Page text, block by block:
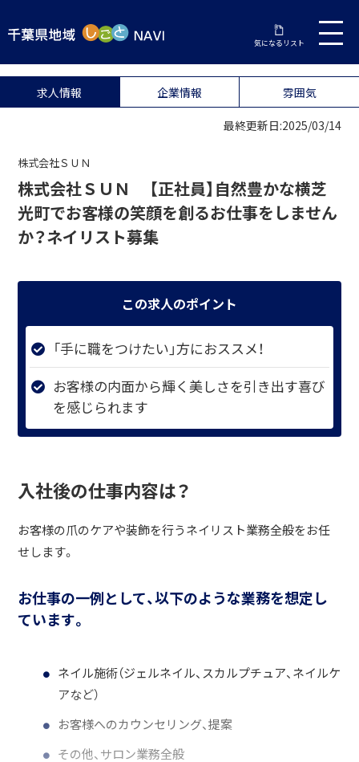
気になるリスト
求人情報 企業情報 雰囲気
最終更新日:2025/03/14
株式会社ＳＵＮ
株式会社ＳＵＮ 【正社員】自然豊かな横芝
光町でお客様の笑顔を創るお仕事をしません
か？ネイリスト募集
この求人のポイント
「手に職をつけたい」方におススメ！
お客様の内面から輝く美しさを引き出す喜び
を感じられます
入社後の仕事内容は？
お客様の爪のケアや装飾を行うネイリスト業務全般をお任
せします。
お仕事の一例として、以下のような業務を想定し
ています。
ネイル施術（ジェルネイル、スカルプチュア、ネイルケ
アなど）
お客様へのカウンセリング、提案
その他、サロン業務全般